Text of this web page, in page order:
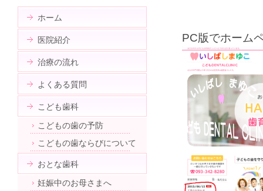
PC版でホーム
ホーム
医院紹介
治療の流れ
よくある質問
こども歯科
こどもの歯の予防
こどもの歯ならびについて
おとな歯科
妊娠中のお母さまへ